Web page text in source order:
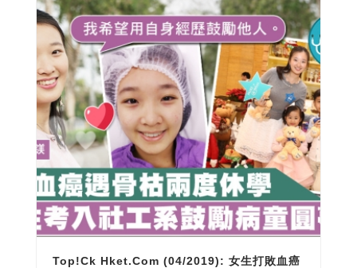
Top!ck Hket.com (04/2019): 女生打敗血癌